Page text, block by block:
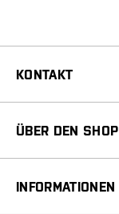
KONTAKT
ÜBER DEN SHOP
INFORMATIONEN